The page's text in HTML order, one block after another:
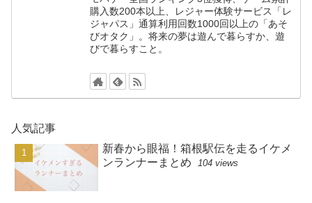
購入数200本以上、レジャー体験サービス「レ
ジャパス」通算利用回数1000回以上の「あそ
びオタク」。将来の夢は遊んで暮らすか、遊
びで暮らすこと。
人気記事
新春から眼福！箱根駅伝を走るイケメ
ンランナーまとめ
104 views